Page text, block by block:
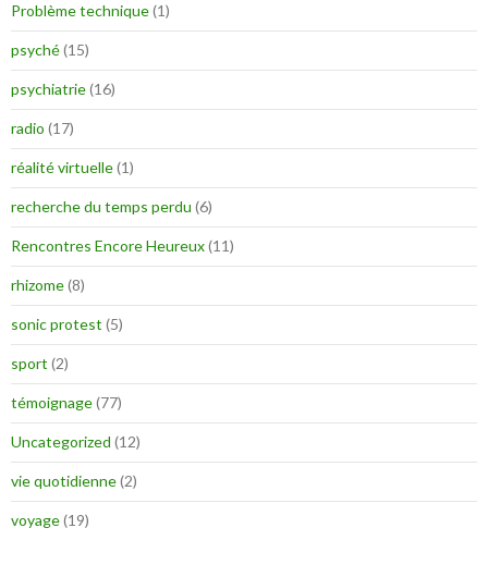
Problème technique(1)
psyché(15)
psychiatrie(16)
radio (17)
réalité virtuelle(1)
recherche du temps perdu (6)
Rencontres Encore Heureux(11)
rhizome(8)
sonic protest (5)
sport (2)
témoignage(77)
Uncategorized (12)
vie quotidienne(2)
voyage(19)